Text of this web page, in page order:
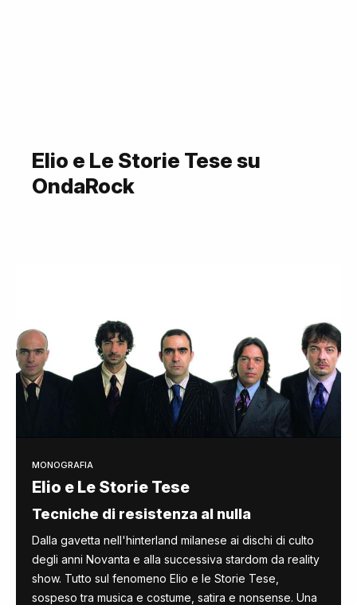
Elio e Le Storie Tese su
OndaRock
MONOGRAFIA
Elio e Le Storie Tese
Tecniche di resistenza al nulla
Dalla gavetta nell'hinterland milanese ai dischi di culto
degli anni Novanta e alla successiva stardom da reality
show. Tutto sul fenomeno Elio e le Storie Tese,
sospeso tra musica e costume, satira e nonsense. Una